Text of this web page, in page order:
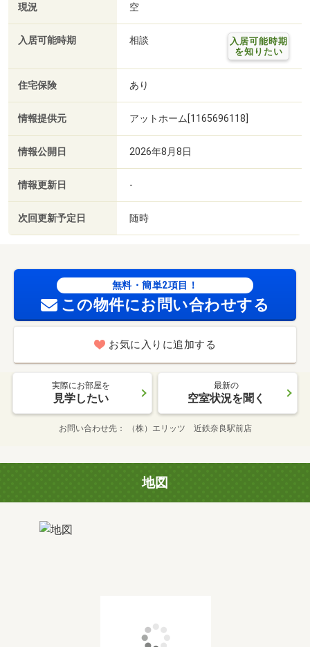
現況 空
入居可能時期 相談
入居可能時期
を知りたい
住宅保険 あり
情報提供元 アットホーム[1165696118]
情報公開日 2026年8月8日
情報更新日 -
次回更新予定日 随時
無料・簡単2項目！
この物件にお問い合わせする
お気に入りに追加する
実際にお部屋を
見学したい
最新の
空室状況を聞く
お問い合わせ先 （株）エリッツ 近鉄奈良駅前店
地図